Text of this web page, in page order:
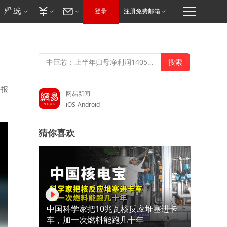
登录 注册免费邮箱
网易新闻
iOS Android
猜你喜欢
中国科学家把10兆瓦核反应堆塞进卡
车，加一次燃料能跑几十年